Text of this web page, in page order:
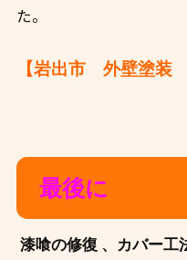
た。
【岩出市 外壁塗装
最後に
漆喰の修復 、カバー工